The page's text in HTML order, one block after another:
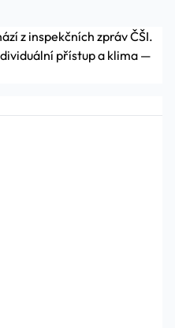
z inspekčních zpráv ČŠI.
přístup a klima —